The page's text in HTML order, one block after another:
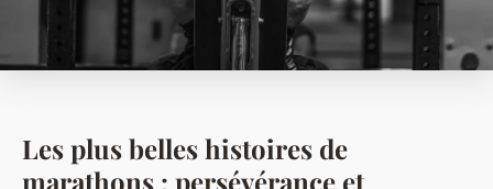
Les plus belles histoires de
marathons : persévérance et